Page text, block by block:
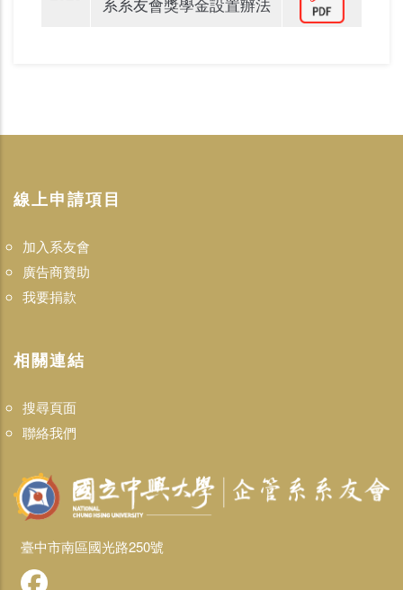
系系友會獎學金設置辦法
線上申請項目
加入系友會
廣告商贊助
我要捐款
相關連結
搜尋頁面
聯絡我們
臺中市南區國光路250號